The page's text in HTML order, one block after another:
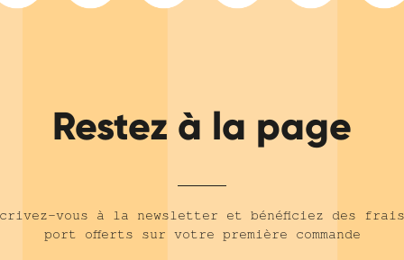
Restez à la page
vous à la newsletter et bénéficiez des
port offerts sur votre première commande